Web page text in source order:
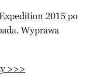
2015 po
Wyprawa
>>>